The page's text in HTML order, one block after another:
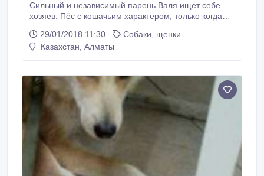
Сильный и независимый парень Валя ищет себе
хозяев. Пёс с кошачьим характером, только когда
очень раздражительно на это реагирует.Не
охранник. В дом без детей и других животных, по
29/01/2018 11:30
Собаки, щенки
Казахстан, Алматы